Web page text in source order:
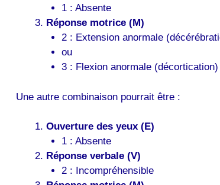
1 : Absente
Réponse motrice (M)
2 : Extension anormale
ou
3 : Flexion anormale (décortication)
Une autre combinaison pourrait être :
Ouverture des yeux (E)
1 : Absente
Réponse verbale (V)
2 : Incompréhensible